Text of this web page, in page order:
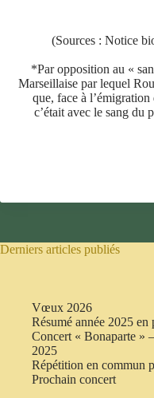
(Sources : Notice
*Par opposition au «
Marseillaise par lequel
que, face à
c’était avec le sang du
Derniers articles publiés
Vœux 2026
Résumé année 2025 en
Concert « Bonaparte »
2025
Répétition en commun
Prochain concert